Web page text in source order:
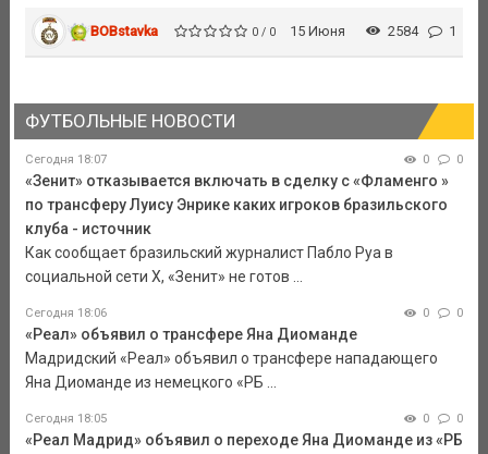
BOBstavka 0 / 0 15 Июня 2584 1
ФУТБОЛЬНЫЕ НОВОСТИ
Сегодня 18:07 0 0
«Зенит» отказывается включать в сделку с «Фламенго »
по трансферу Луису Энрике каких игроков бразильского
клуба - источник
Как сообщает бразильский журналист Пабло Руа в
социальной сети Х, «Зенит» не готов ...
Сегодня 18:06 0 0
«Реал» объявил о трансфере Яна Диоманде
Мадридский «Реал» объявил о трансфере нападающего
Яна Диоманде из немецкого «РБ ...
Сегодня 18:05 0 0
«Реал Мадрид» объявил о переходе Яна Диоманде из «РБ